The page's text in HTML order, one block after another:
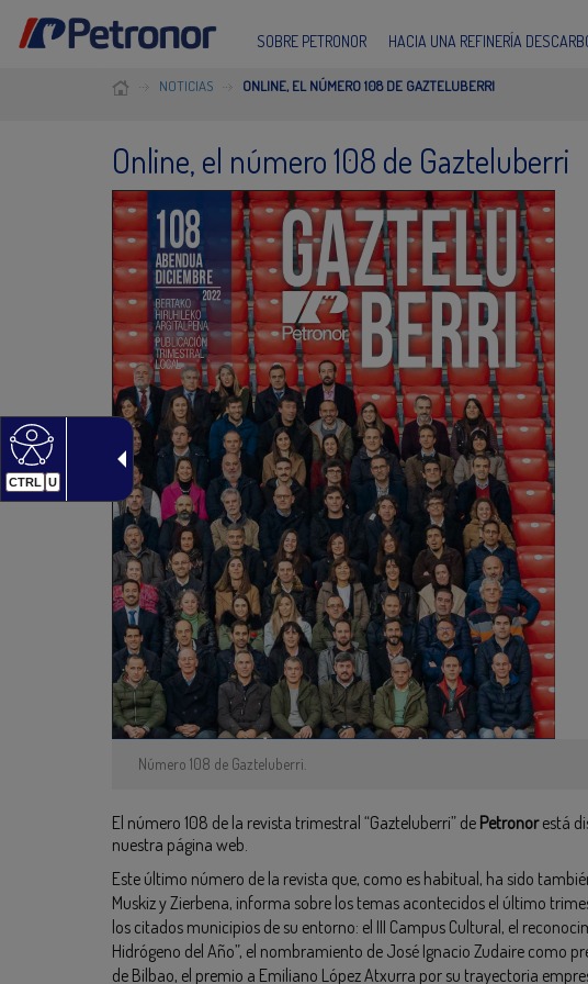
CTRL U
SOBRE PETRONOR HACIA UNA REFINERÍA
NOTICIAS ONLINE, EL NÚMERO 108 DE GAZTELUBERRI
Online, el número 108 de Gazteluberri
Número 108 de Gazteluberri.
El número 108 de la revista trimestral “Gazteluberri” de Petronorestá
nuestra página web.
Este último número de la revista que, como es habitual, ha sido
Muskiz y Zierbena, informa sobre los temas acontecidos el último
los citados municipios de su entorno: el III Campus Cultural, el
Hidrógeno del Año”, el nombramiento de José Ignacio Zudaire como
de Bilbao, el premio a Emiliano López Atxurra por su trayectoria